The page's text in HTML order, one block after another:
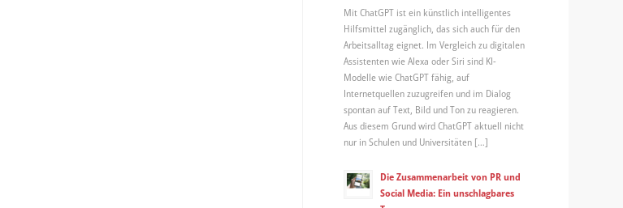
Mit ChatGPT ist ein künstlich intelligentes
Hilfsmittel zugänglich, das sich auch für den
Arbeitsalltag eignet. Im Vergleich zu digitalen
Assistenten wie Alexa oder Siri sind KI-
Modelle wie ChatGPT fähig, auf
Internetquellen zuzugreifen und im Dialog
spontan auf Text, Bild und Ton zu reagieren.
Aus diesem Grund wird ChatGPT aktuell nicht
nur in Schulen und Universitäten […]
Die Zusammenarbeit von PR und
Social Media: Ein unschlagbares